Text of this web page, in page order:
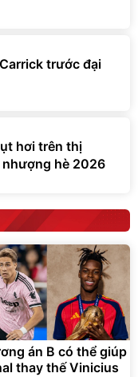
trước đại
hơi trên thị
hè 2026
án B có thể giúp
thay thế Vinicius